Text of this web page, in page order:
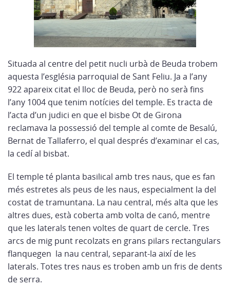
Situada al centre del petit nucli urbà de Beuda trobem
aquesta l’església parroquial de Sant Feliu. Ja a l’any
922 apareix citat el lloc de Beuda, però no serà fins
l’any 1004 que tenim notícies del temple. Es tracta de
l’acta d’un judici en que el bisbe Ot de Girona
reclamava la possessió del temple al comte de Besalú,
Bernat de Tallaferro, el qual després d’examinar el cas,
la cedí al bisbat.
El temple té planta basilical amb tres naus, que es fan
més estretes als peus de les naus, especialment la del
costat de tramuntana. La nau central, més alta que les
altres dues, està coberta amb volta de canó, mentre
que les laterals tenen voltes de quart de cercle. Tres
arcs de mig punt recolzats en grans pilars rectangulars
flanquegen la nau central, separant-la així de les
laterals. Totes tres naus es troben amb un fris de dents
de serra.